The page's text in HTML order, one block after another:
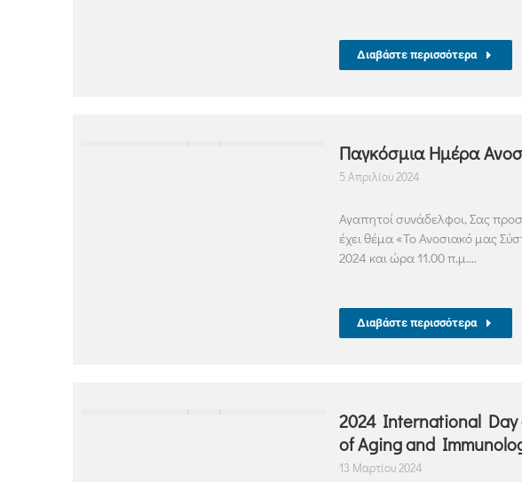
Διαβάστε περισσότερα
Παγκόσμια Ημέρα
5 Απριλίου 2024
Αγαπητοί συνάδελφοι, Σας
έχει θέμα «Το Ανοσιακό μας
2024 και ώρα 11.00 π.μ.…
Διαβάστε περισσότερα
2024 International Day
of Aging and
13 Μαρτίου 2024